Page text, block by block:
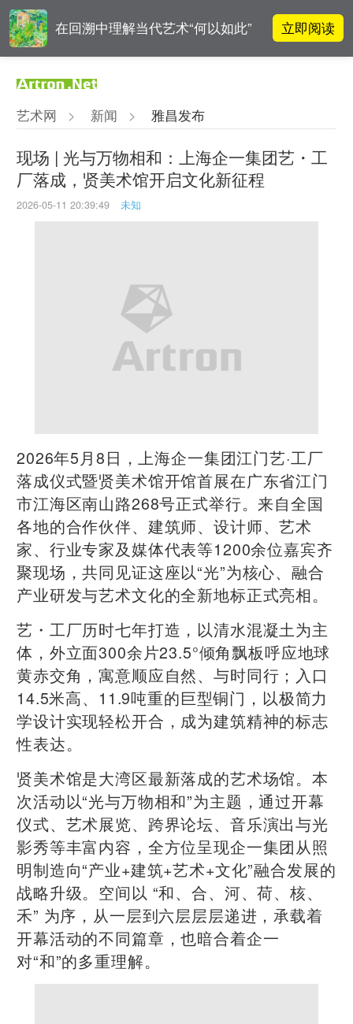
在回溯中理解当代艺术“何以如此” 立即阅读
破界与归真
张瀚文：以物质媒介具象化精神世
界
“纤维”提问2022：存在何“缓”？
艺术网 > 新闻 > 雅昌发布
现场 | 光与万物相和：上海企一集团艺・工
厂落成，贤美术馆开启文化新征程
2026-05-11 20:39:49 未知
2026年5月8日，上海企一集团江门艺·工厂
落成仪式暨贤美术馆开馆首展在广东省江门
市江海区南山路268号正式举行。来自全国
各地的合作伙伴、建筑师、设计师、艺术
家、行业专家及媒体代表等1200余位嘉宾齐
聚现场，共同见证这座以“光”为核心、融合
产业研发与艺术文化的全新地标正式亮相。
艺・工厂历时七年打造，以清水混凝土为主
体，外立面300余片23.5°倾角飘板呼应地球
黄赤交角，寓意顺应自然、与时同行；入口
14.5米高、11.9吨重的巨型铜门，以极简力
学设计实现轻松开合，成为建筑精神的标志
性表达。
贤美术馆是大湾区最新落成的艺术场馆。本
次活动以“光与万物相和”为主题，通过开幕
仪式、艺术展览、跨界论坛、音乐演出与光
影秀等丰富内容，全方位呈现企一集团从照
明制造向“产业+建筑+艺术+文化”融合发展的
战略升级。空间以 “和、合、河、荷、核、
禾” 为序，从一层到六层层层递进，承载着
开幕活动的不同篇章，也暗合着企一
对“和”的多重理解。